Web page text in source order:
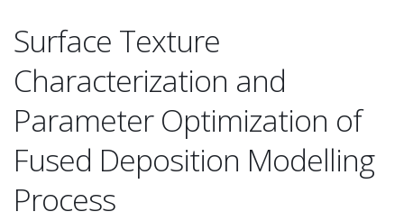
Surface Texture
Characterization and
Parameter Optimization of
Fused Deposition Modelling
Process